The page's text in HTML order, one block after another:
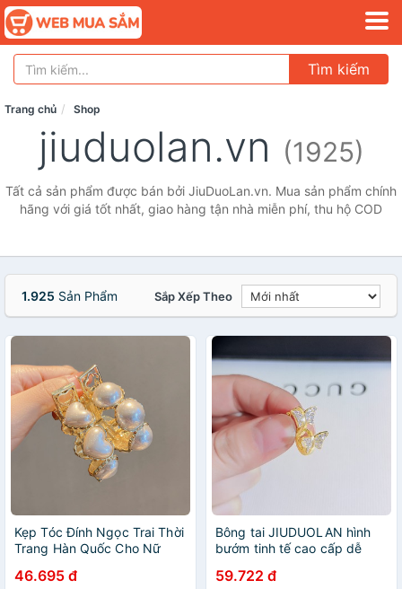
Tìm kiếm
Trang chủ Shop
jiuduolan.vn (1925)
Tất cả sản phẩm được bán bởi JiuDuoLan.vn. Mua sản phẩm chính
hãng với giá tốt nhất, giao hàng tận nhà miễn phí, thu hộ COD
1.925 Sản Phẩm Sắp Xếp Theo
Kẹp Tóc Đính Ngọc Trai Thời
Trang Hàn Quốc Cho Nữ
46.695 đ
Bông tai JIUDUOLAN hình
bướm tinh tế cao cấp dễ
cao cấp cho nữ
59.722 đ